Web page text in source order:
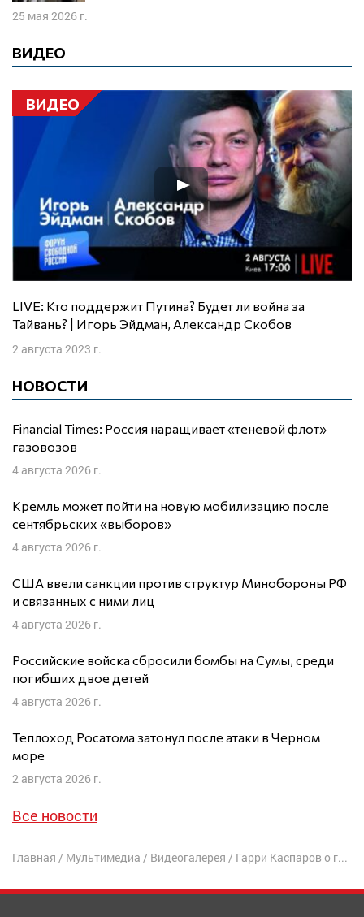
25 мая 2026 г.
ВИДЕО
ВИДЕО
LIVE: Кто поддержит Путина? Будет ли война за
Тайвань? | Игорь Эйдман, Александр Скобов
2 августа 2023 г.
НОВОСТИ
Financial Times: Россия наращивает «теневой флот»
газовозов
4 августа 2026 г.
Кремль может пойти на новую мобилизацию после
сентябрьских «выборов»
4 августа 2026 г.
США ввели санкции против структур Минобороны РФ
и связанных с ними лиц
4 августа 2026 г.
Российские войска сбросили бомбы на Сумы, среди
погибших двое детей
4 августа 2026 г.
Теплоход Росатома затонул после атаки в Черном
море
2 августа 2026 г.
Все новости
Главная / Мультимедиа / Видеогалерея / Гарри Каспаров о гибели Навального: «Путин ликвидировал оппонента на глазах всего мира»